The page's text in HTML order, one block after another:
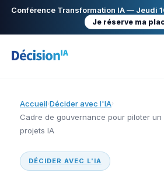
Conférence Transformation IA — Jeudi
Je réserve ma
Accueil›Décider avec l'IA›
Cadre de gouvernance pour piloter
projets IA
DÉCIDER AVEC L'IA